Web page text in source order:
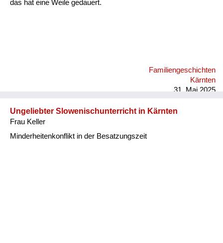
das hat eine Weile gedauert.
Familiengeschichten
Kärnten
31. Mai 2025
Ungeliebter Slowenischunterricht in Kärnten
Frau Keller
Minderheitenkonflikt in der Besatzungszeit